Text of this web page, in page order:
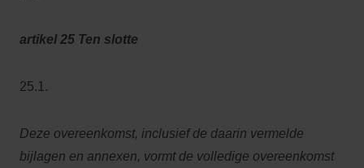
artikel 25 Ten slotte
25.1.
Deze overeenkomst, inclusief de daarin vermelde
bijlagen en annexen, vormt de volledige overeenkomst